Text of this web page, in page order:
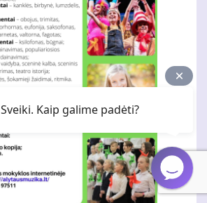
Sveiki. Kaip galime padėti?